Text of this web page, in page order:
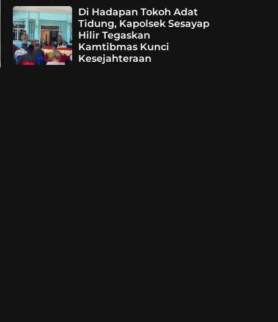
Di Hadapan Tokoh Adat
Tidung, Kapolsek Sesayap
Hilir Tegaskan
Kamtibmas Kunci
Kesejahteraan